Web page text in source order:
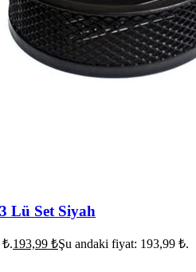
Lü Set Siyah
193,99 ₺Şu andaki fiyat: 193,99 ₺.